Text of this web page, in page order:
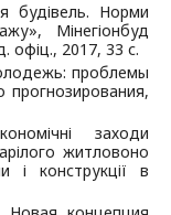
будівель. Норми
Мінегіонбуд
офіц., 2017, 33 с.
проблемы
заходи
житловоно
і конструкції в